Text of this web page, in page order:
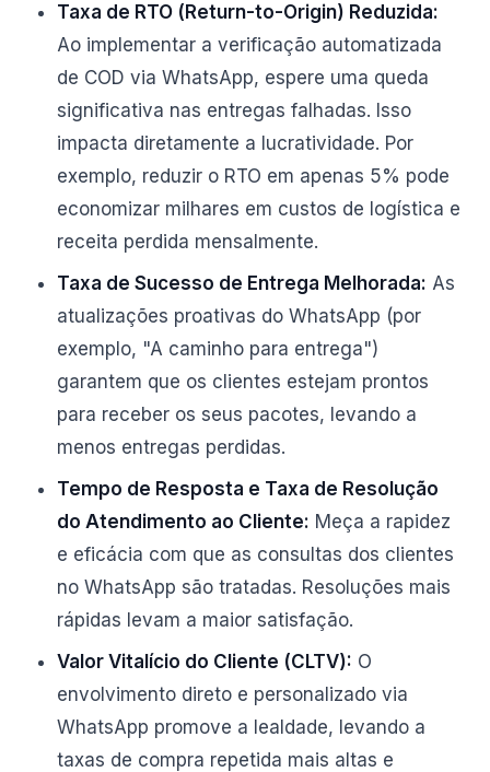
Taxa de RTO (Return-to-Origin) Reduzida:
Ao implementar a verificação automatizada
de COD via WhatsApp, espere uma queda
significativa nas entregas falhadas. Isso
impacta diretamente a lucratividade. Por
exemplo, reduzir o RTO em apenas 5% pode
economizar milhares em custos de logística e
receita perdida mensalmente.
Taxa de Sucesso de Entrega Melhorada: As
atualizações proativas do WhatsApp (por
exemplo, "A caminho para entrega")
garantem que os clientes estejam prontos
para receber os seus pacotes, levando a
menos entregas perdidas.
Tempo de Resposta e Taxa de Resolução
do Atendimento ao Cliente: Meça a rapidez
e eficácia com que as consultas dos clientes
no WhatsApp são tratadas. Resoluções mais
rápidas levam a maior satisfação.
Valor Vitalício do Cliente (CLTV): O
envolvimento direto e personalizado via
WhatsApp promove a lealdade, levando a
taxas de compra repetida mais altas e